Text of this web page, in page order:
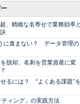
、精緻な名寄せで業務効率と
に進まない？ データ管理の
脱却、名刺を営業資産に変
せるには？ “よくある課題”を
ィング」の実践方法